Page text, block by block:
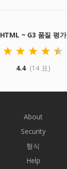
HTML ~ G3 품질 평가
4.4 (14 표)
About
Security
형식
Help